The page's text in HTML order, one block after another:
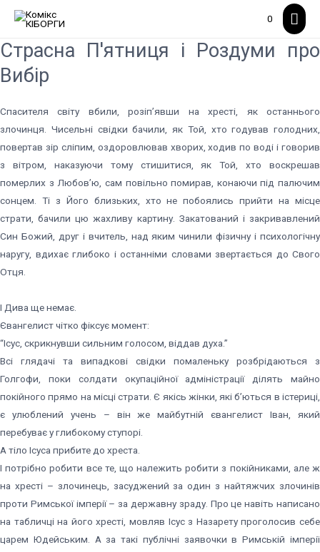
0
Страсна П'ятниця і Роздуми про
Вибір
Спасителя світу вбили, розіп’явши на хресті, як останнього
злочинця. Чисельні свідки бачили, як Той, хто годував голодних,
повертав зір сліпим, оздоровлював хворих, ходив по воді і говорив
з вітром, наказуючи тому стишитися, як Той, хто воскрешав
померлих з Любов’ю, сам повільно помирав, конаючи під палючим
сонцем. Ті з Його близьких, хто не побоялись прийти на місце
страти, бачили цю жахливу картину. Закатований і закривавлений
Син Божий, друг і вчитель, над яким чинили фізичну і психологічну
наругу, вдихає глибоко і останніми словами звертається до Свого
Отця.
І Дива ще немає.
Євангелист чітко фіксує момент:
“Ісус, скрикнувши сильним голосом, віддав духа.”
Всі глядачі та випадкові свідки помаленьку розбрідаються з
Голгофи, поки солдати окупаційної адміністрації ділять майно
покійного прямо на місці страти. Є якісь жінки, які б’ються в істериці,
є улюблений учень – він же майбутній євангелист Іван, який
перебуває у глибокому ступорі.
А тіло Ісуса прибите до хреста.
І потрібно робити все те, що належить робити з покійниками, але ж
на хресті – злочинець, засуджений за один з найтяжчих злочинів
проти Римської імперії – за державну зраду. Про це навіть написано
на табличці на його хресті, мовляв Ісус з Назарету проголосив себе
царем Юдейським. А за такі публічні заявочки в Римській імперії